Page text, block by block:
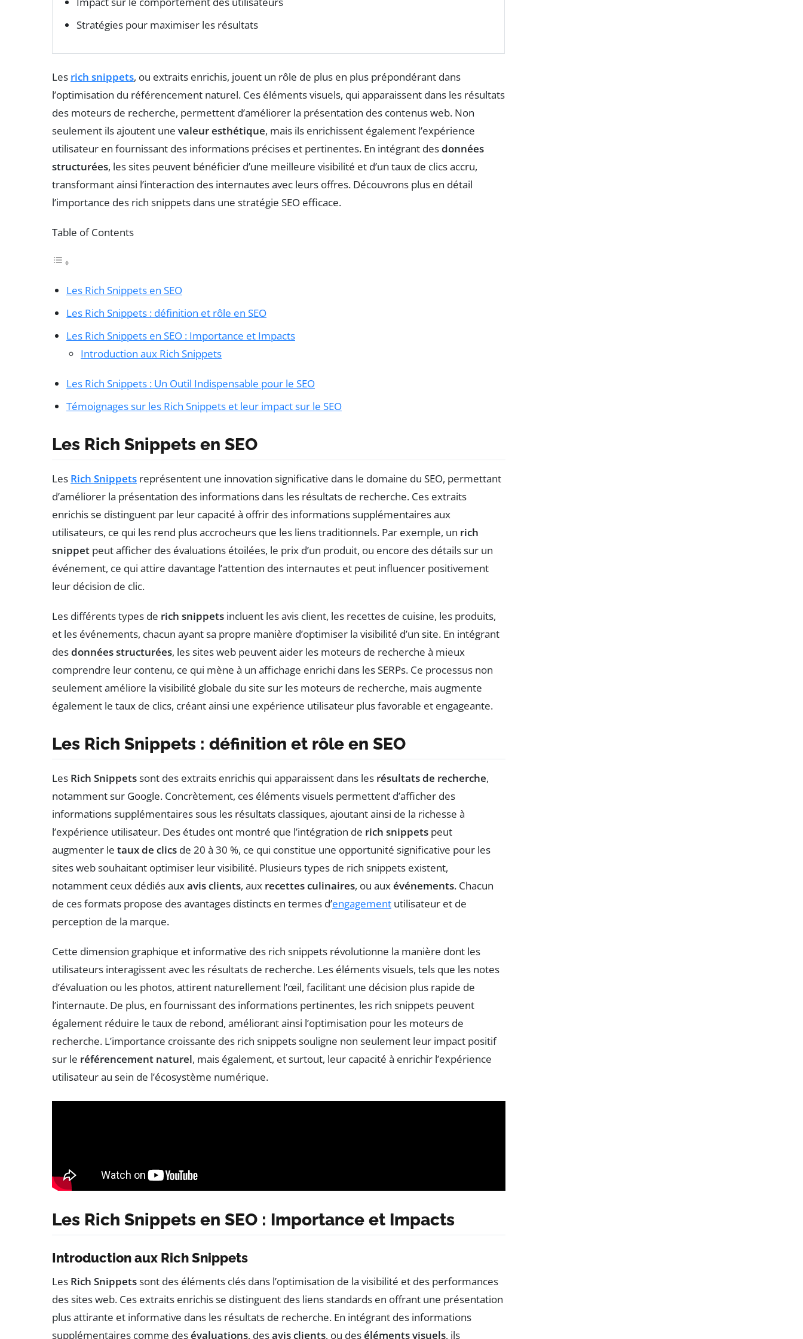
Stratégies pour maximiser les résultats
Les rich snippets, ou extraits enrichis, jouent un rôle de plus en plus prépondérant dans
l’optimisation du référencement naturel. Ces éléments visuels, qui apparaissent dans les résultats
des moteurs de recherche, permettent d’améliorer la présentation des contenus web. Non
seulement ils ajoutent une valeur esthétique, mais ils enrichissent également l’expérience
utilisateur en fournissant des informations précises et pertinentes. En intégrant desdonnées
structurées, les sites peuvent bénéficier d’une meilleure visibilité et d’un taux de clics accru,
transformant ainsi l’interaction des internautes avec leurs offres. Découvrons plus en détail
l’importance des rich snippets dans une stratégie SEO efficace.
Table of Contents
Les Rich Snippets en SEO
Les Rich Snippets : définition et rôle en SEO
Les Rich Snippets en SEO : Importance et Impacts
Introduction aux Rich Snippets
Les Rich Snippets : Un Outil Indispensable pour le SEO
Témoignages sur les Rich Snippets et leur impact sur le SEO
Les Rich Snippets en SEO
Les Rich Snippets représentent une innovation significative dans le domaine du SEO, permettant
d’améliorer la présentation des informations dans les résultats de recherche. Ces extraits
enrichis se distinguent par leur capacité à offrir des informations supplémentaires aux
utilisateurs, ce qui les rend plus accrocheurs que les liens traditionnels. Par exemple, un rich
snippet peut afficher des évaluations étoilées, le prix d’un produit, ou encore des détails sur un
événement, ce qui attire davantage l’attention des internautes et peut influencer positivement
leur décision de clic.
Les différents types de rich snippets incluent les avis client, les recettes de cuisine, les produits,
et les événements, chacun ayant sa propre manière d’optimiser la visibilité d’un site. En intégrant
desdonnées structurées, les sites web peuvent aider les moteurs de recherche à mieux
comprendre leur contenu, ce qui mène à un affichage enrichi dans les SERPs. Ce processus non
seulement améliore la visibilité globale du site sur les moteurs de recherche, mais augmente
également le taux de clics, créant ainsi une expérience utilisateur plus favorable et engageante.
Les Rich Snippets : définition et rôle en SEO
Les Rich Snippetssont des extraits enrichis qui apparaissent dans les résultats de recherche,
notamment sur Google. Concrètement, ces éléments visuels permettent d’afficher des
informations supplémentaires sous les résultats classiques, ajoutant ainsi de la richesse à
l’expérience utilisateur. Des études ont montré que l’intégration de rich snippets peut
augmenter le taux de clics de 20 à 30 %, ce qui constitue une opportunité significative pour les
sites web souhaitant optimiser leur visibilité. Plusieurs types de rich snippets existent,
notamment ceux dédiés auxavis clients, aux recettes culinaires, ou auxévénements. Chacun
de ces formats propose des avantages distincts en termes d’engagement utilisateur et de
perception de la marque.
Cette dimension graphique et informative des rich snippets révolutionne la manière dont les
utilisateurs interagissent avec les résultats de recherche. Les éléments visuels, tels que les notes
d’évaluation ou les photos, attirent naturellement l’œil, facilitant une décision plus rapide de
l’internaute. De plus, en fournissant des informations pertinentes, les rich snippets peuvent
également réduire le taux de rebond, améliorant ainsi l’optimisation pour les moteurs de
recherche. L’importance croissante des rich snippets souligne non seulement leur impact positif
sur le référencement naturel, mais également, et surtout, leur capacité à enrichir l’expérience
utilisateur au sein de l’écosystème numérique.
Les Rich Snippets en SEO : Importance et Impacts
Introduction aux Rich Snippets
Les Rich Snippetssont des éléments clés dans l’optimisation de la visibilité et des performances
des sites web. Ces extraits enrichis se distinguent des liens standards en offrant une présentation
plus attirante et informative dans les résultats de recherche. En intégrant des informations
supplémentaires comme desévaluations, desavis clients, ou deséléments visuels, ils